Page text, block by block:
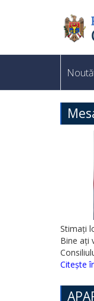
Stimați
Bine ați
Citește